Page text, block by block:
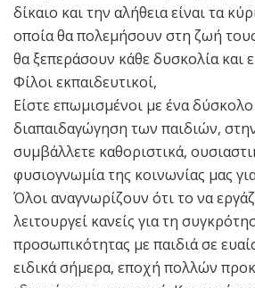
δίκαιο και την αλήθεια είναι τα
οποία θα πολεμήσουν στη ζωή
θα ξεπεράσουν κάθε δυσκολία και
Φίλοι εκπαιδευτικοί,
Είστε επωμισμένοι με ένα
διαπαιδαγώγηση των παιδιών,
συμβάλλετε καθοριστικά,
φυσιογνωμία της κοινωνίας μας
Όλοι αναγνωρίζουν ότι το να
λειτουργεί κανείς για τη
προσωπικότητας με παιδιά σε
ειδικά σήμερα, εποχή πολλών